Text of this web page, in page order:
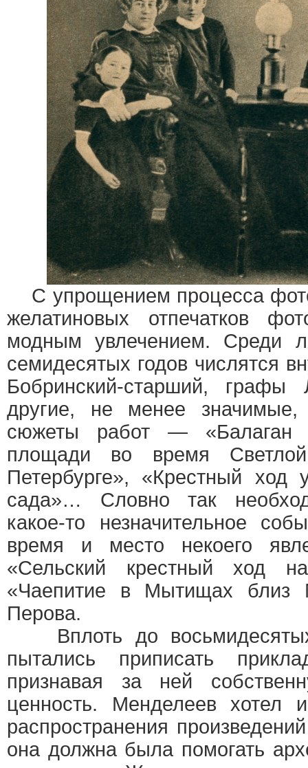
С упрощением процесса
желатиновых отпечатков
модным увлечением. Среди
семидесятых годов числятся
Бобринский-старший,
другие, не менее
сюжеты работ — «Балаган
площади во время
Петербурге», «Крестный ход
сада»… Словно так
какое-то незначительное
время и место некоего
«Сельский крестный ход
«Чаепитие в Мытищах близ
Перова.
Вплоть до
пытались приписать
признавая за ней
ценность. Менделеев хотел
распространения
она должна была помогать